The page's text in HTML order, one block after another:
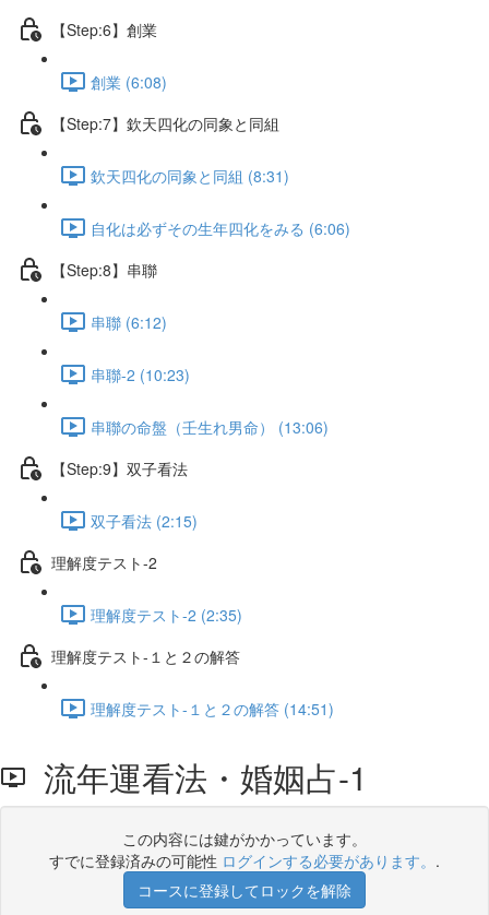
【Step:6】創業
創業 (6:08)
【Step:7】欽天四化の同象と同組
欽天四化の同象と同組 (8:31)
自化は必ずその生年四化をみる (6:06)
【Step:8】串聯
串聯 (6:12)
串聯-2 (10:23)
串聯の命盤（壬生れ男命） (13:06)
【Step:9】双子看法
双子看法 (2:15)
理解度テスト-2
理解度テスト-2 (2:35)
理解度テスト-１と２の解答
理解度テスト-１と２の解答 (14:51)
流年運看法・婚姻占-1
この内容には鍵がかかっています。
すでに登録済みの可能性 ログインする必要があります。 .
コースに登録してロックを解除